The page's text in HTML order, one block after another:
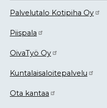
Palvelutalo Kotipiha Oy
Piispala
OivaTyö Oy
Kuntalaisaloitepalvelu
Ota kantaa